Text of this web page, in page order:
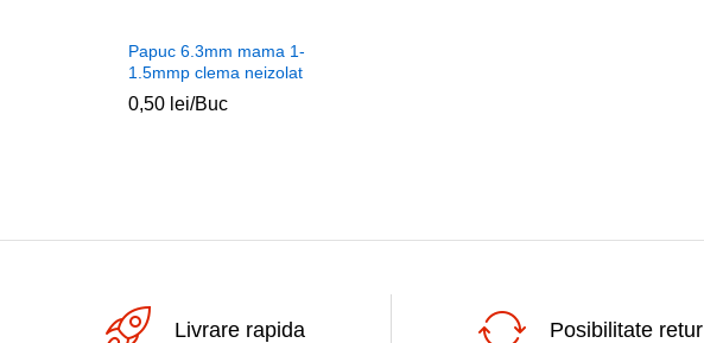
Papuc 6.3mm mama 1-
1.5mmp clema neizolat
0,50 lei/Buc
Livrare rapida Posibilitate retur